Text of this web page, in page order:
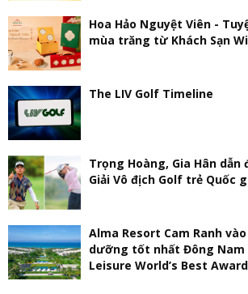
Hoa Hảo Nguyệt Viên -
mùa trăng từ Khách Sạn
The LIV Golf Timeline
Trọng Hoàng, Gia Hân dẫn
Giải Vô địch Golf trẻ Quốc
Alma Resort Cam Ranh
dưỡng tốt nhất Đông Nam
Leisure World’s Best